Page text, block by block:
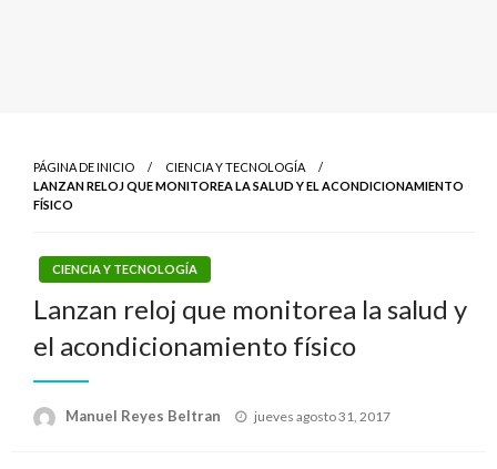
PÁGINA DE INICIO
CIENCIA Y TECNOLOGÍA
LANZAN RELOJ QUE MONITOREA LA SALUD Y EL ACONDICIONAMIENTO
FÍSICO
CIENCIA Y TECNOLOGÍA
Lanzan reloj que monitorea la salud y
el acondicionamiento físico
Manuel Reyes Beltran
Publicado
jueves agosto 31, 2017